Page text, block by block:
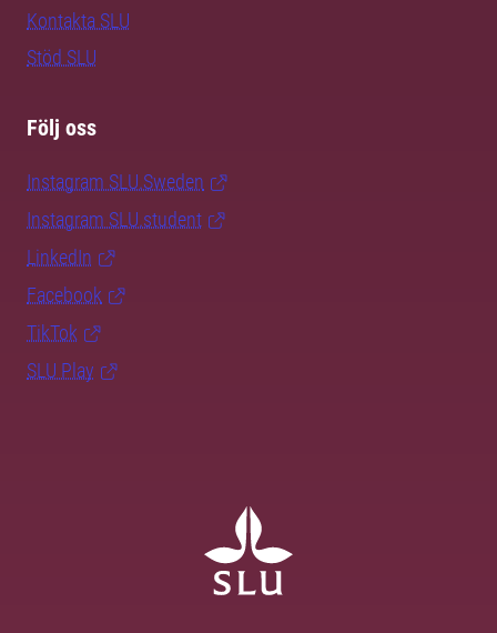
Kontakta SLU
Stöd SLU
Följ oss
Instagram SLU.Sweden
Instagram SLU.student
LinkedIn
Facebook
TikTok
SLU Play